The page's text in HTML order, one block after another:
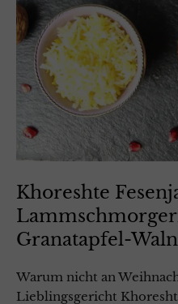
Khoreshte
Granatapfel-
Warum nicht an
Lieblingsgericht